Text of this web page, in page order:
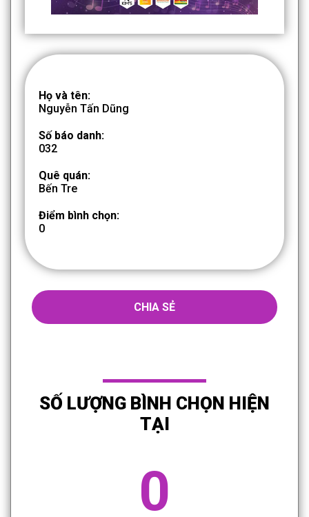
Họ và tên:
Nguyễn Tấn Dũng
Số báo danh:
032
Quê quán:
Bến Tre
Điểm bình chọn:
0
CHIA SẺ
SỐ LƯỢNG BÌNH CHỌN HIỆN
TẠI
0